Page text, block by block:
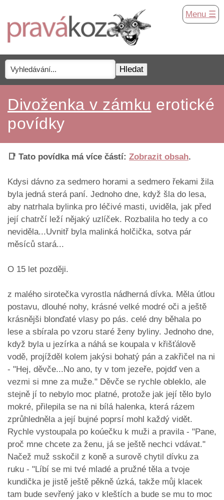
Menu ☰
Divoženka v zámku erotické
povídky
📑 Tato povídka má více částí: Zobrazit obsah.
Kdysi dávno za sedmero horami a sedmero řekami žila
byla jedná sterá paní. Jednoho dne, když šla do lesa,
aby natrhala bylinka pro léčivé masti, uviděla, jak před
její chatrčí leží nějaký uzlíček. Rozbalila ho tedy a co
neviděla...Uvnitř byla malinká holčička, sotva pár
měsíců stará...
O 15 let později.
z malého sirotečka vyrostla nádherná dívka. Měla útlou
postavu, dlouhé nohy, krásné velké modré oči a ještě
krásnějši blonďaté vlasy po pás. celé dny běhala po
lese a sbírala po vzoru staré ženy byliny. Jednoho dne,
když byla u jezírka a náhá se koupala v křišťálově
vodě, projížděl kolem jakýsi bohatý pán a zakřičel na ni
- "Hej, děvče...No ano, ty v tom jezeře, pojdď ven a
vezmi si mne za muže." Děvče se rychle obleklo, ale
stejně jí to nebylo moc platné, protože jak její tělo bylo
mokré, přilepila se na ni bílá halenka, která rázem
zprůhledněla a její bujné poprsí mohl každý vidět.
Rychle vystoupala po koúečku k muži a pravila - "Pane,
proč mne chcete za ženu, já se ještě nechci vdávat."
Načež muž sskočil z koně a surově chytil dívku za
ruku - "Líbí se mi tvé mladé a pružné těla a tvoje
kundička je jistě ještě pěkně úzká, takže můj klacek
tam bude sevřený jako v kleštích a bude se mu to moc